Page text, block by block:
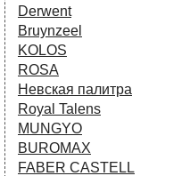
Derwent
Bruynzeel
KOLOS
ROSA
Невская палитра
Royal Talens
MUNGYO
BUROMAX
FABER CASTELL